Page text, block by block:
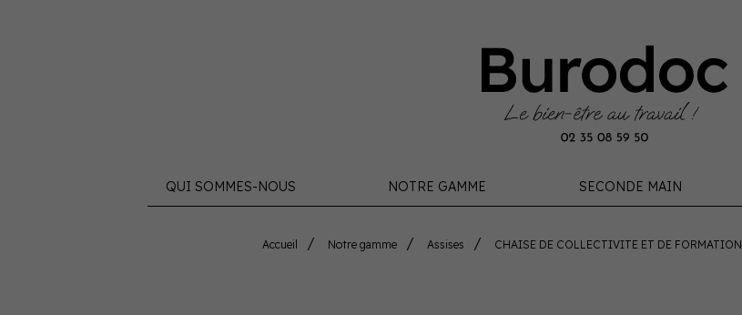
QUI SOMMES-NOUS NOTRE GAMME SECONDE MAIN
Accueil Notre gamme Assises CHAISE DE COLLECTIVITE ET DE FORMATION